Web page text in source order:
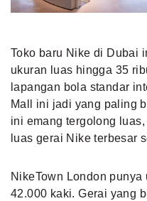
Toko baru Nike di Dubai
ukuran luas hingga 35
lapangan bola standar
Mall
ini jadi yang paling
ini emang tergolong
luas gerai Nike terbesar
NikeTown London
42.000 kaki. Gerai yang